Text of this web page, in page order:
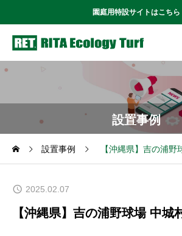
園庭用特設サイトはこちら
設置事例
設置事例 【沖縄県】吉の浦野
2025.02.07
【沖縄県】吉の浦野球場 中城